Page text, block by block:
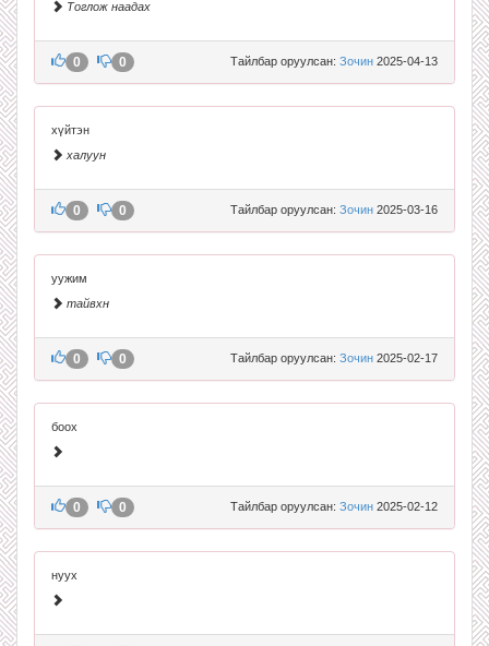
Тоглож наадах
Тайлбар оруулсан: Зочин 2025-04-13
0 0
хүйтэн
халуун
Тайлбар оруулсан: Зочин 2025-03-16
0 0
уужим
тайвхн
Тайлбар оруулсан: Зочин 2025-02-17
0 0
боох
Тайлбар оруулсан: Зочин 2025-02-12
0 0
нуух